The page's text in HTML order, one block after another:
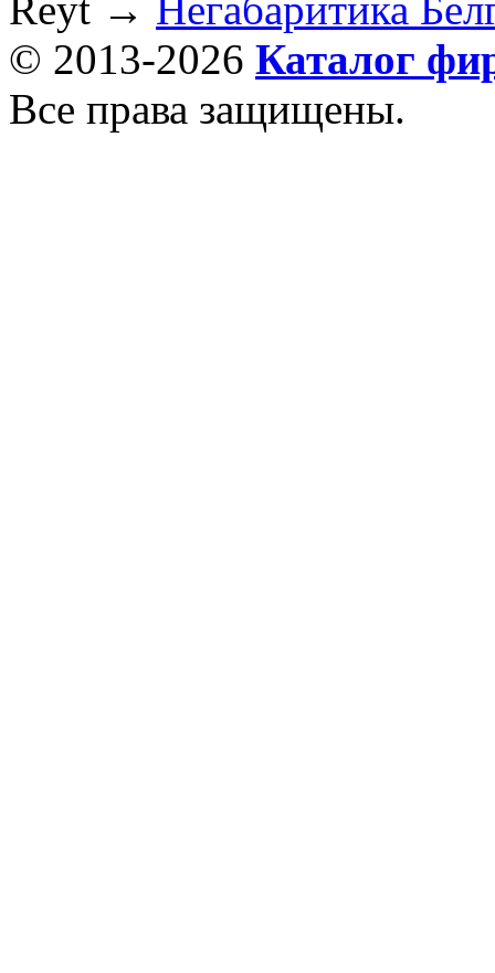
© 2013-2026 Каталог
Все права защищены.